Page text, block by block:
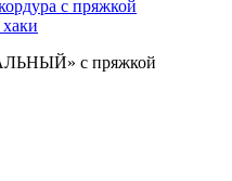
с пряжкой